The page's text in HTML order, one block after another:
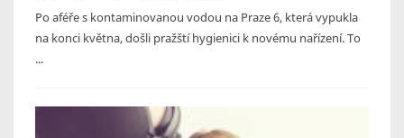
Po aféře s kontaminovanou vodou na Praze 6, která vypukla
na konci května, došli pražští hygienici k novému nařízení. To
...